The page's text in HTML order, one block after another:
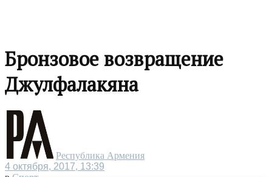
Бронзовое возвращение
Джулфалакяна
Республика Армения
4 октября, 2017, 13:39